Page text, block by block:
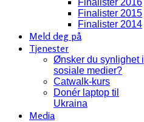
Finalister 2015
Finalister 2014
Meld deg på
Tjenester
Ønsker du synlighet i
sosiale medier?
Catwalk-kurs
Donér laptop til
Ukraina
Media